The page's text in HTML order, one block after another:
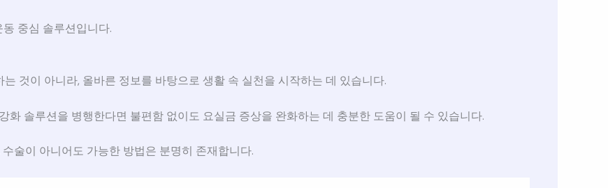
중심 솔루션입니다.
는 것이 아니라, 올바른 정보를 바탕으로 생활 속 실천을 시작하는 데 있습니다.
화 솔루션을 병행한다면 불편함 없이도 요실금 증상을 완화하는 데 충분한 도움이 될 수 있습니다.
술이 아니어도 가능한 방법은 분명히 존재합니다.